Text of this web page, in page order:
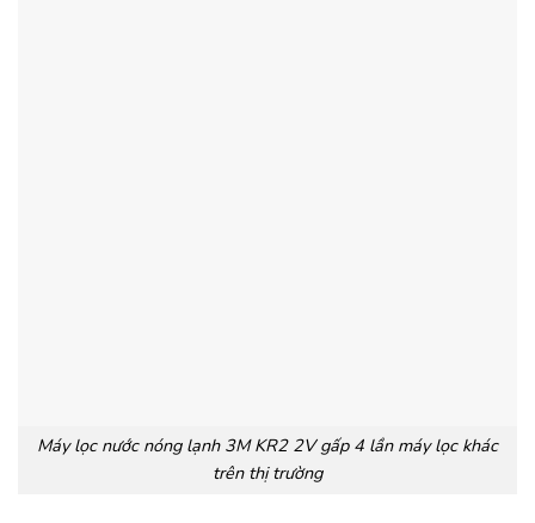
Máy lọc nước nóng lạnh 3M KR2 2V gấp 4 lần máy lọc khác
trên thị trường